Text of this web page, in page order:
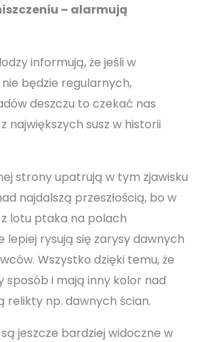
– alarmują
informują, że jeśli w
będzie regularnych,
deszczu to czekać nas
największych susz w historii
strony upatrują w tym zjawisku
najdalszą przeszłością, bo w
lotu ptaka na polach
lepiej rysują się zarysy dawnych
Wszystko dzięki temu, że
sposób i mają inny kolor nad
relikty np. dawnych ścian.
jeszcze bardziej widoczne w